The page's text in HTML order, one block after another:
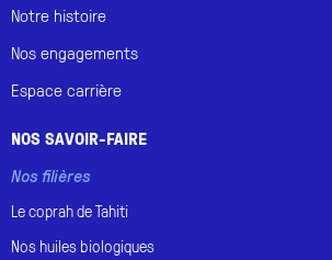
Notre histoire
Nos engagements
Espace carrière
NOS SAVOIR-FAIRE
Nos filières
Le coprah deTahiti
Nos huilesbiologiques